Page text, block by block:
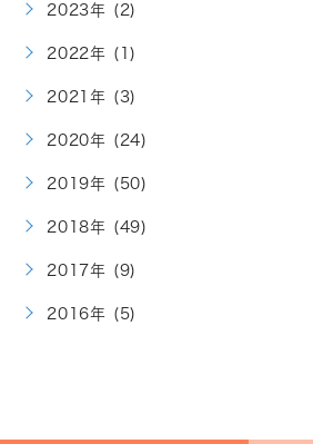
2023年 (2)
2022年 (1)
2021年 (3)
2020年 (24)
2019年 (50)
2018年 (49)
2017年 (9)
2016年 (5)